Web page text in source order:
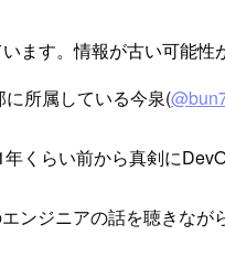
ます。情報が古い可能性
所属している今泉(
くらい前から真剣に
ンジニアの話を聴きな